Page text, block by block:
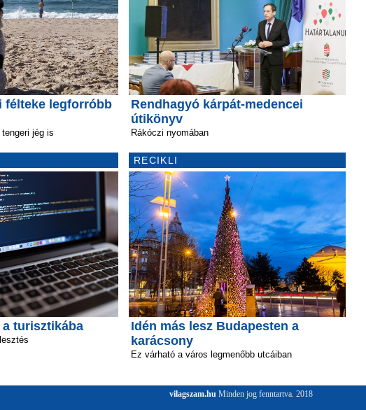
félteke legforróbb
jég is
a turisztikába
Rendhagyó kárpát-medencei
útikönyv
Rákóczi nyomában
RECIKLI
Idén más lesz Budapesten a
karácsony
Ez várható a város legmenőbb utcáiban
vilagszam.hu Minden jog fenntartva. 2018